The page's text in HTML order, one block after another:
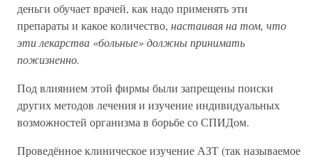
деньги обучает врачей, как надо применять эти
препараты и какое количество, настаивая на том, что
эти лекарства «больные» должны принимать
пожизненно.
Под влиянием этой фирмы были запрещены поиски
других методов лечения и изучение индивидуальных
возможностей организма в борьбе со СПИДом.
Проведённое клиническое изучение АЗТ (так называемое